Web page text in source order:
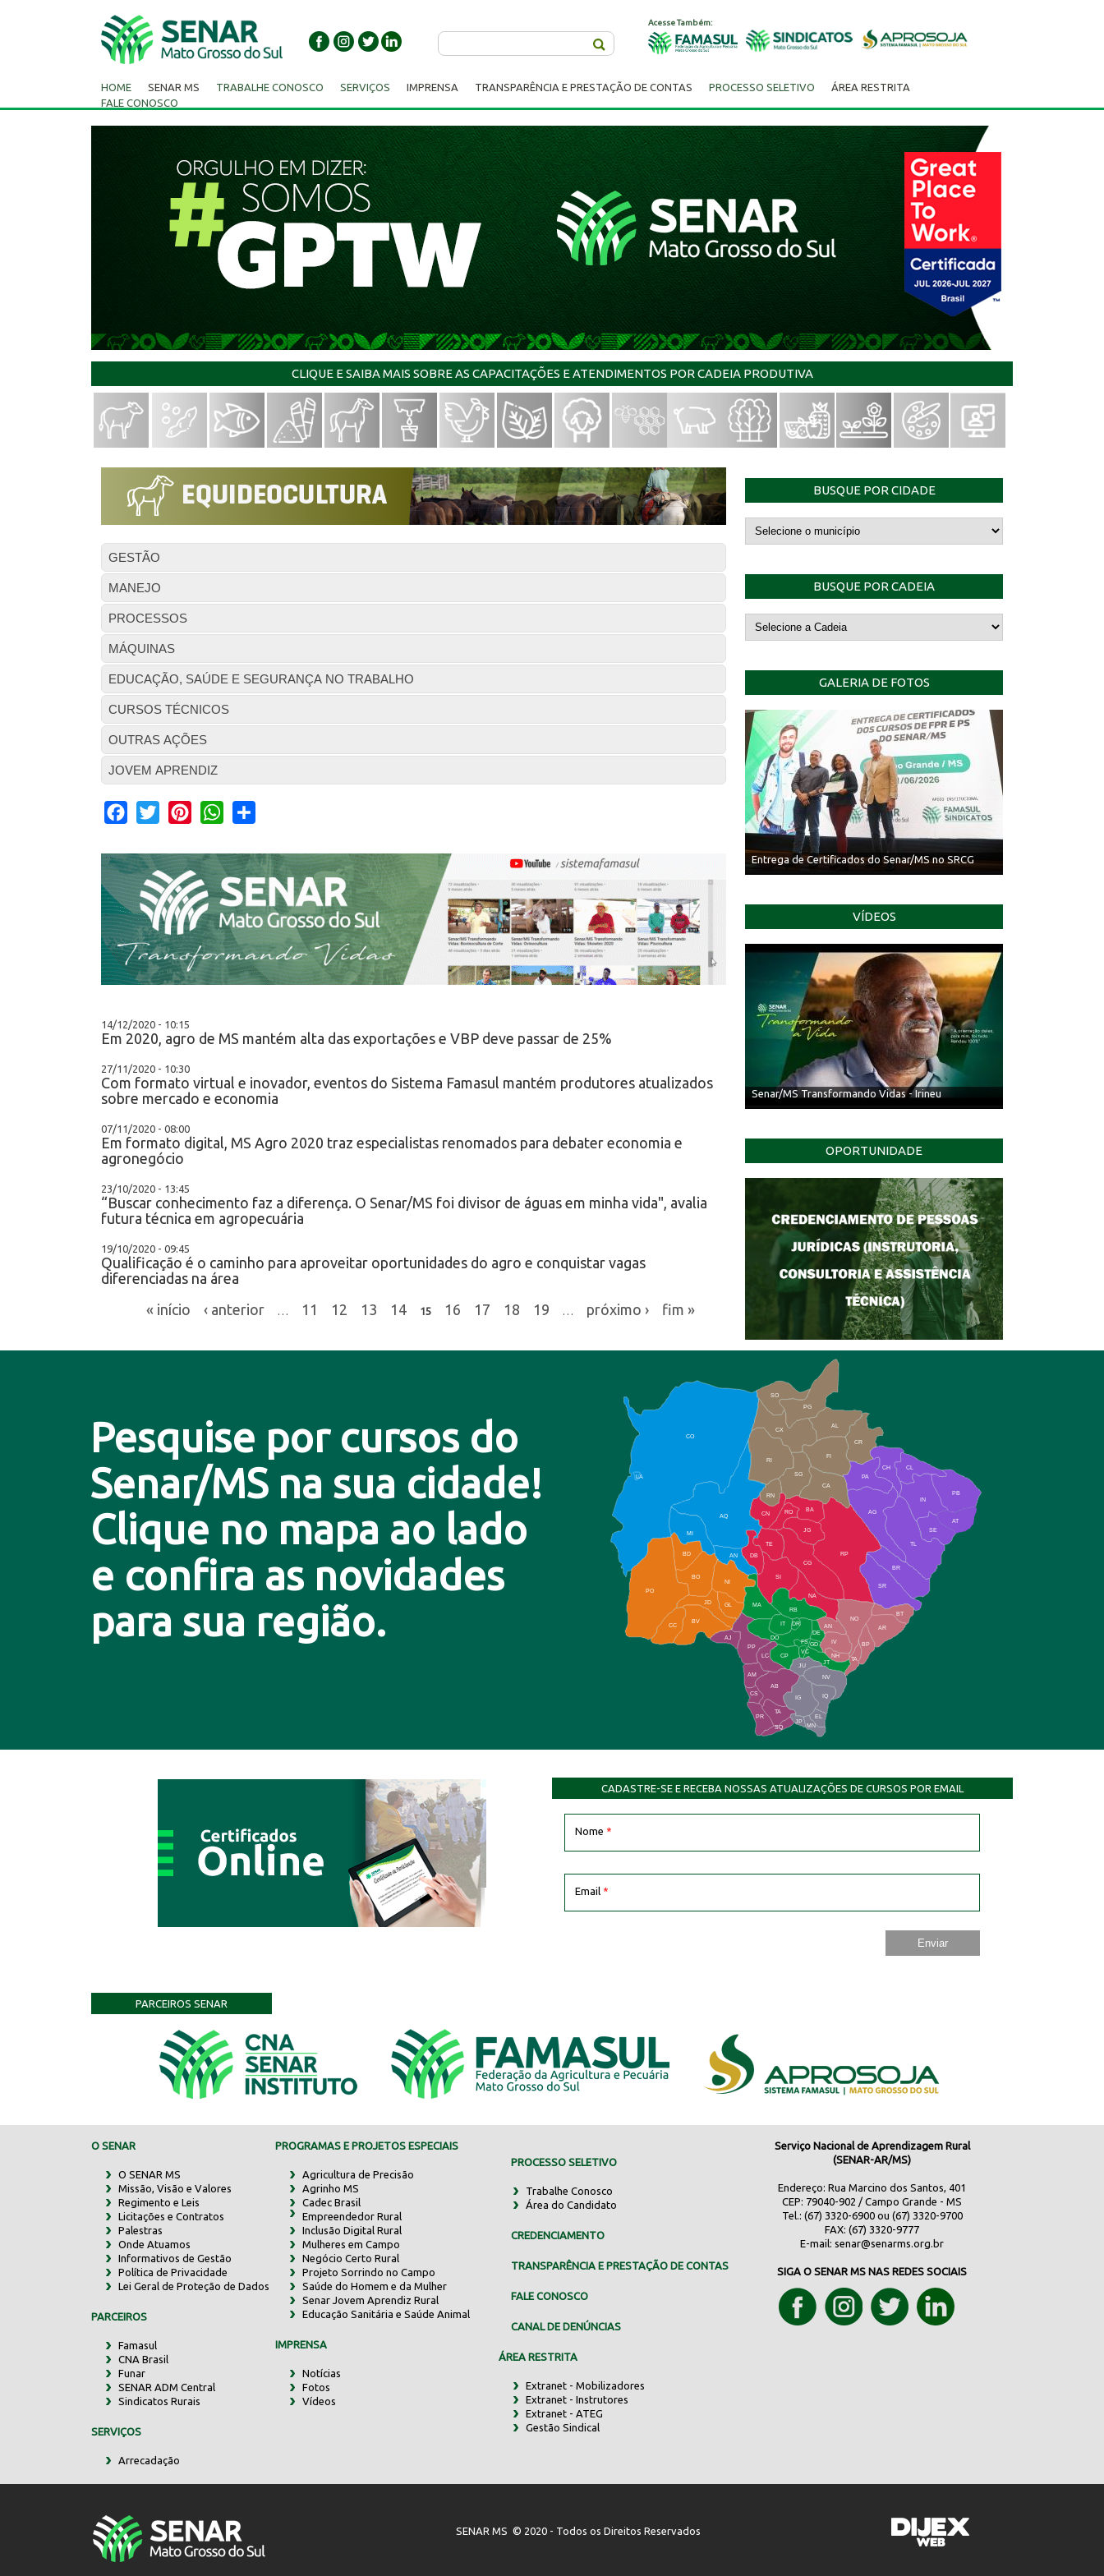
Acesse Também:
HOME SENAR MS TRABALHE CONOSCO SERVIÇOS IMPRENSA TRANSPARÊNCIA E PRESTAÇÃO DE CONTAS PROCESSO SELETIVO
ÁREA RESTRITA
FALE CONOSCO
CLIQUE E SAIBA MAIS SOBRE AS CAPACITAÇÕES E ATENDIMENTOS POR CADEIA PRODUTIVA
BUSQUE POR CIDADE
BUSQUE POR CADEIA
GALERIA DE FOTOS
Entrega de Certificados do Senar/MS no SRCG
VÍDEOS
Senar/MS Transformando Vidas - Irineu
OPORTUNIDADE
GESTÃO
MANEJO
PROCESSOS
MÁQUINAS
EDUCAÇÃO, SAÚDE E SEGURANÇA NO TRABALHO
CURSOS TÉCNICOS
OUTRAS AÇÕES
JOVEM APRENDIZ
Facebook
Twitter PinterestWhatsApp
14/12/2020 - 10:15
Em 2020, agro de MS mantém alta das exportações e VBP deve passar de 25%
27/11/2020 - 10:30
Com formato virtual e inovador, eventos do Sistema Famasul mantém produtores atualizados
sobre mercado e economia
07/11/2020 - 08:00
Em formato digital, MS Agro 2020 traz especialistas renomados para debater economia e
agronegócio
23/10/2020 - 13:45
“Buscar conhecimento faz a diferença. O Senar/MS foi divisor de águas em minha vida", avalia
futura técnica em agropecuária
19/10/2020 - 09:45
Qualificação é o caminho para aproveitar oportunidades do agro e conquistar vagas
diferenciadas na área
« início
‹ anterior 11 12 13 14 15 16 17 18 19 próximo › fim »
Pesquise por cursos do
Senar/MS na sua cidade!
Clique no mapa ao lado
e confira as novidades
para sua região.
CO
AQ
MI
AN
CX
RI
AL
CR
FI
SG
BA
CA
PA
CH CL
PB
SE
TL
AG
BR
SR
BT
AR
RP
RO
JG
CG
SI
NA
TA
NH
JT
RB
MA
IT
DR
DO
CP
JU
NV
IQ
EL
BD
BO
NI
JD
PO
BV
CC
PP
AJ
LC
AM
AB
JP
DB
TE
CS
PR
TA
SQ
IG
MN
IN
NO
BP
RN
CN
GL
AN
IV
FS
VC
GD
DE
AT
PG
SO
LA
CADASTRE-SE E RECEBA NOSSAS ATUALIZAÇÕES DE CURSOS POR EMAIL
Nome *
Email *
PARCEIROS SENAR
O SENAR
O SENAR MS
Missão, Visão e Valores
Regimento e Leis
Licitações e Contratos
Palestras
Onde Atuamos
Informativos de Gestão
Política de Privacidade
Lei Geral de Proteção de Dados
PARCEIROS
Famasul
CNA Brasil
Funar
SENAR ADM Central
Sindicatos Rurais
SERVIÇOS
Arrecadação
PROGRAMAS E PROJETOS ESPECIAIS
Agricultura de Precisão
Agrinho MS
Cadec Brasil
Empreendedor Rural
Inclusão Digital Rural
Mulheres em Campo
Negócio Certo Rural
Projeto Sorrindo no Campo
Saúde do Homem e da Mulher
Senar Jovem Aprendiz Rural
Educação Sanitária e Saúde Animal
IMPRENSA
Notícias
Fotos
Vídeos
PROCESSO SELETIVO
Trabalhe Conosco
Área do Candidato
CREDENCIAMENTO
TRANSPARÊNCIA E PRESTAÇÃO DE CONTAS
FALE CONOSCO
CANAL DE DENÚNCIAS
ÁREA RESTRITA
Extranet - Mobilizadores
Extranet - Instrutores
Extranet - ATEG
Gestão Sindical
Serviço Nacional de Aprendizagem Rural
(SENAR-AR/MS)
Endereço: Rua Marcino dos Santos, 401
CEP: 79040-902 / Campo Grande - MS
Tel.: (67) 3320-6900 ou (67) 3320-9700
FAX: (67) 3320-9777
E-mail:senar@senarms.org.br
SIGA O SENAR MS NAS REDES SOCIAIS
SENAR MS © 2020 - Todos os Direitos Reservados